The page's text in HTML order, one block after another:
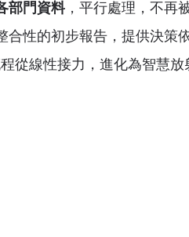
部門資料 ，平行處理，不再
合性的初步報告，提供決策依
從線性接力，進化為智慧放